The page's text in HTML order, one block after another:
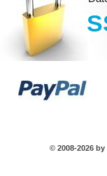
© 2008-2026